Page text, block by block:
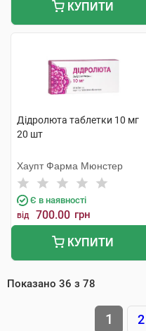
КУПИТИ
Дідролюта таблетки 10 мг
20 шт
Хаупт Фарма Мюнстер
Є в наявності
від 700.00 грн
КУПИТИ
Показано 36 з 78
1 2